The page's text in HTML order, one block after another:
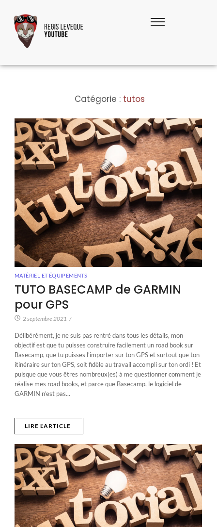
Catégorie : tutos
MATÉRIEL ET ÉQUIPEMENTS
TUTO BASECAMP de GARMIN
pour GPS
2 septembre 2021 /
Délibérément, je ne suis pas rentré dans tous les détails, mon
objectif est que tu puisses construire facilement un road book sur
Basecamp, que tu puisses l’importer sur ton GPS et surtout que ton
itinéraire sur ton GPS, soit fidèle au travail accompli sur ton ordi ! Et
puisque que vous êtres nombreux(es) à me questionner comment je
réalise mes road books, et parce que Basecamp, le logiciel de
GARMIN n’est pas...
LIRE L'ARTICLE